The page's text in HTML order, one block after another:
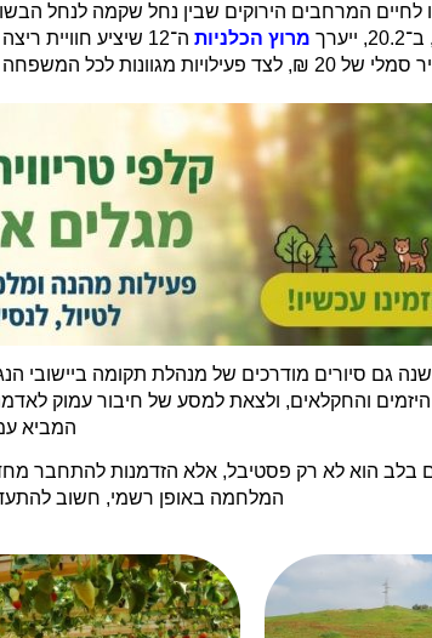
לחיים המרחבים הירוקים שבין נחל שקמה לנחל
מרוץ הכלניות ה־12 שיציע חוויית ריצה ייחודית בין שדות חקלאיים ונופי טבע פתוחים. לאורך ימי הפסטיבל יתקיימו
המשפחה ביערות ובחניוני קק״ל בסופי השבוע, וכן עשרות אטרקציות באתרי התיירות הפזורים באזור.
גם סיורים מודרכים של מנהלת תקומה ביישובי
והחקלאים, ולצאת למסע של חיבור עמוק
המביא
בלב הוא לא רק פסטיבל, אלא הזדמנות להתחבר
המלחמה באופן רשמי, חשוב